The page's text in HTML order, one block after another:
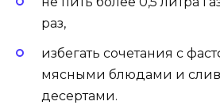
раз,
избегать сочетания с
мясными блюдами и
десертами.